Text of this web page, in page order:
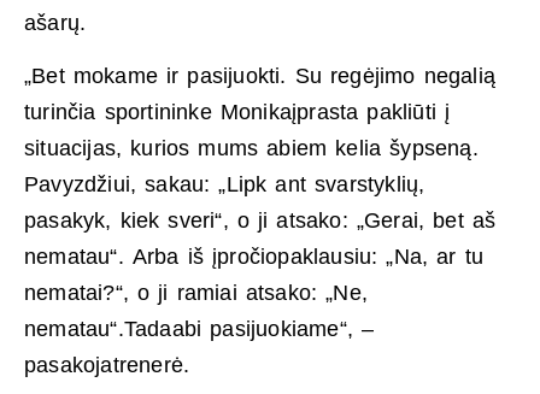
ašarų.
„Bet mokame ir pasijuokti. Su regėjimo negalią
turinčia sportininke Monikaįprasta pakliūti į
situacijas, kurios mums abiem kelia šypseną.
Pavyzdžiui, sakau: „Lipk ant svarstyklių,
pasakyk, kiek sveri“, o ji atsako: „Gerai, bet aš
nematau“. Arba iš įpročiopaklausiu: „Na, ar tu
nematai?“, o ji ramiai atsako: „Ne,
nematau“.Tadaabi pasijuokiame“, –
pasakojatrenerė.